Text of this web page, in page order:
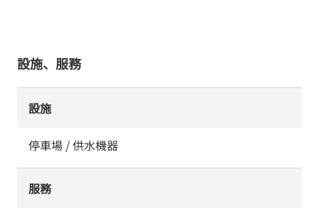
設施、服務
設施
停車場 / 供水機器
服務